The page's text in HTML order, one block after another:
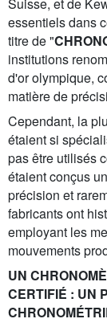
Suisse, et de
essentiels dans
titre de "
institutions
d'or olympique,
matière de
Cependant, la
étaient si
pas être utilisés
étaient conçus
précision et
fabricants ont
employant les
mouvements
UN
CERTIFIÉ : UN